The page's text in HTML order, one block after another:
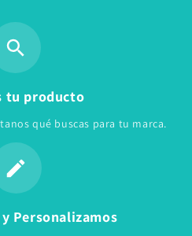
tu producto
qué buscas para tu marca.
Personalizamos